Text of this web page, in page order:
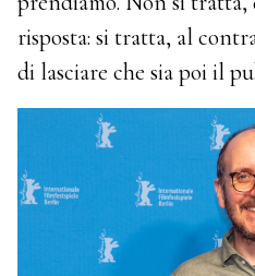
risposta: si tratta, al
di lasciare che sia poi il